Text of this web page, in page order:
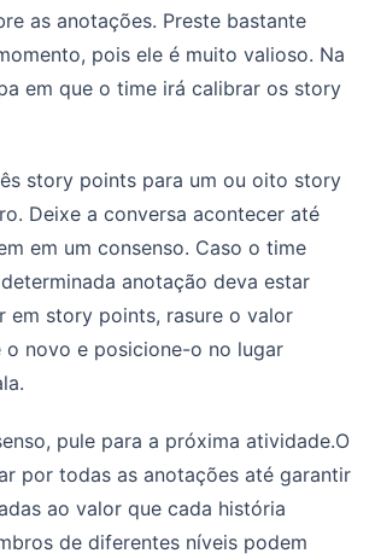
as anotações. Preste bastante
pois ele é muito valioso. Na
em que o time irá calibrar os story
story points para um ou oito story
Deixe a conversa acontecer até
em um consenso. Caso o time
anotação deva estar
em story points, rasure o valor
o novo e posicione-o no lugar
pule para a próxima atividade.O
por todas as anotações até garantir
ao valor que cada história
de diferentes níveis podem